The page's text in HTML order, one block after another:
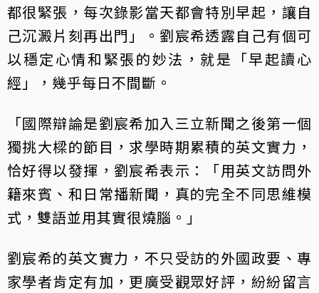
都很緊張，每次錄影當天都會特別早起，讓自
己沉澱片刻再出門」。劉宸希透露自己有個可
以穩定心情和緊張的妙法，就是「早起讀心
經」，幾乎每日不間斷。
「國際辯論是劉宸希加入三立新聞之後第一個
獨挑大樑的節目，求學時期累積的英文實力，
恰好得以發揮，劉宸希表示：「用英文訪問外
籍來賓、和日常播新聞，真的完全不同思維模
式，雙語並用其實很燒腦。」
劉宸希的英文實力，不只受訪的外國政要、專
家學者肯定有加，更廣受觀眾好評，紛紛留言